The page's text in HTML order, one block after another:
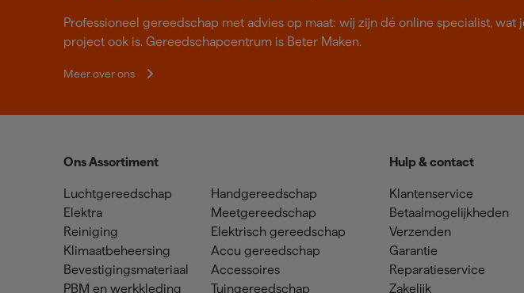
Professioneel gereedschap met advies op maat: wij zijn dé online specialist, wat
project ook is. Gereedschapcentrum is Beter Maken.
Meer over ons
Ons Assortiment
Luchtgereedschap
Elektra
Reiniging
Klimaatbeheersing
Bevestigingsmateriaal
PBM en werkkleding
Handgereedschap
Meetgereedschap
Elektrisch gereedschap
Accu gereedschap
Accessoires
Tuingereedschap
Hulp & contact
Klantenservice
Betaalmogelijkheden
Verzenden
Garantie
Reparatieservice
Zakelijk